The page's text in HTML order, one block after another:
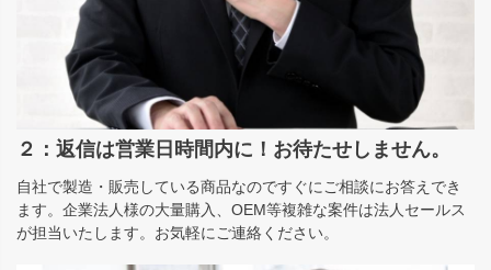
２：返信は営業日時間内に！お待たせしません。
自社で製造・販売している商品なのですぐにご相談にお答えでき
ます。企業法人様の大量購入、OEM等複雑な案件は法人セールス
が担当いたします。お気軽にご連絡ください。